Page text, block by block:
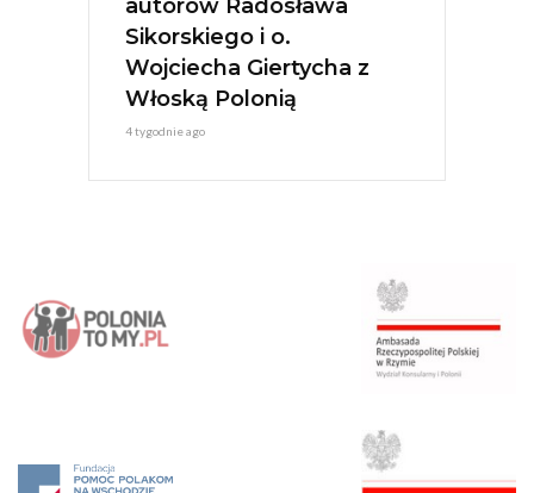
autorów Radosława
Sikorskiego i o.
Wojciecha Giertycha z
Włoską Polonią
4 tygodnie ago